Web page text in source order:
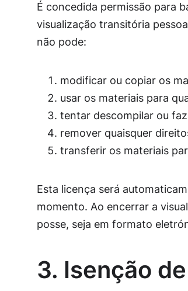
É concedida permissão para
visualização transitória
não pode:
modificar ou copiar os
usar os materiais para
tentar descompilar ou
remover quaisquer
transferir os materiais
Esta licença será
momento. Ao encerrar a
posse, seja em formato
3. Isenção